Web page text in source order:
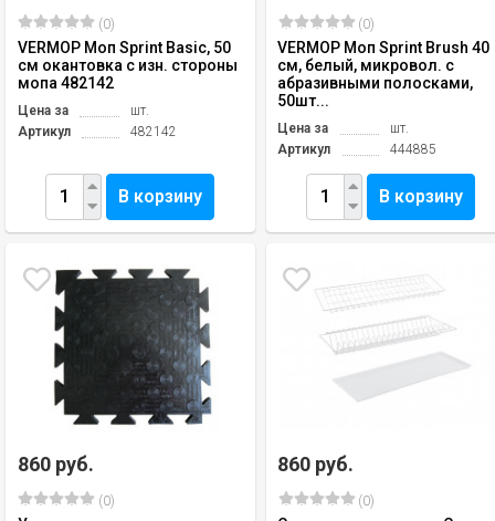
(0)
VERMOP Моп Sprint Basic, 50
см окантовка с изн. стороны
мопа 482142
Цена за
шт.
Артикул
482142
В корзину
(0)
VERMOP Моп Sprint Brush 40
см, белый, микровол. с
абразивными полосками,
50шт...
Цена за
шт.
Артикул
444885
В корзину
860 руб.
(0)
860 руб.
(0)